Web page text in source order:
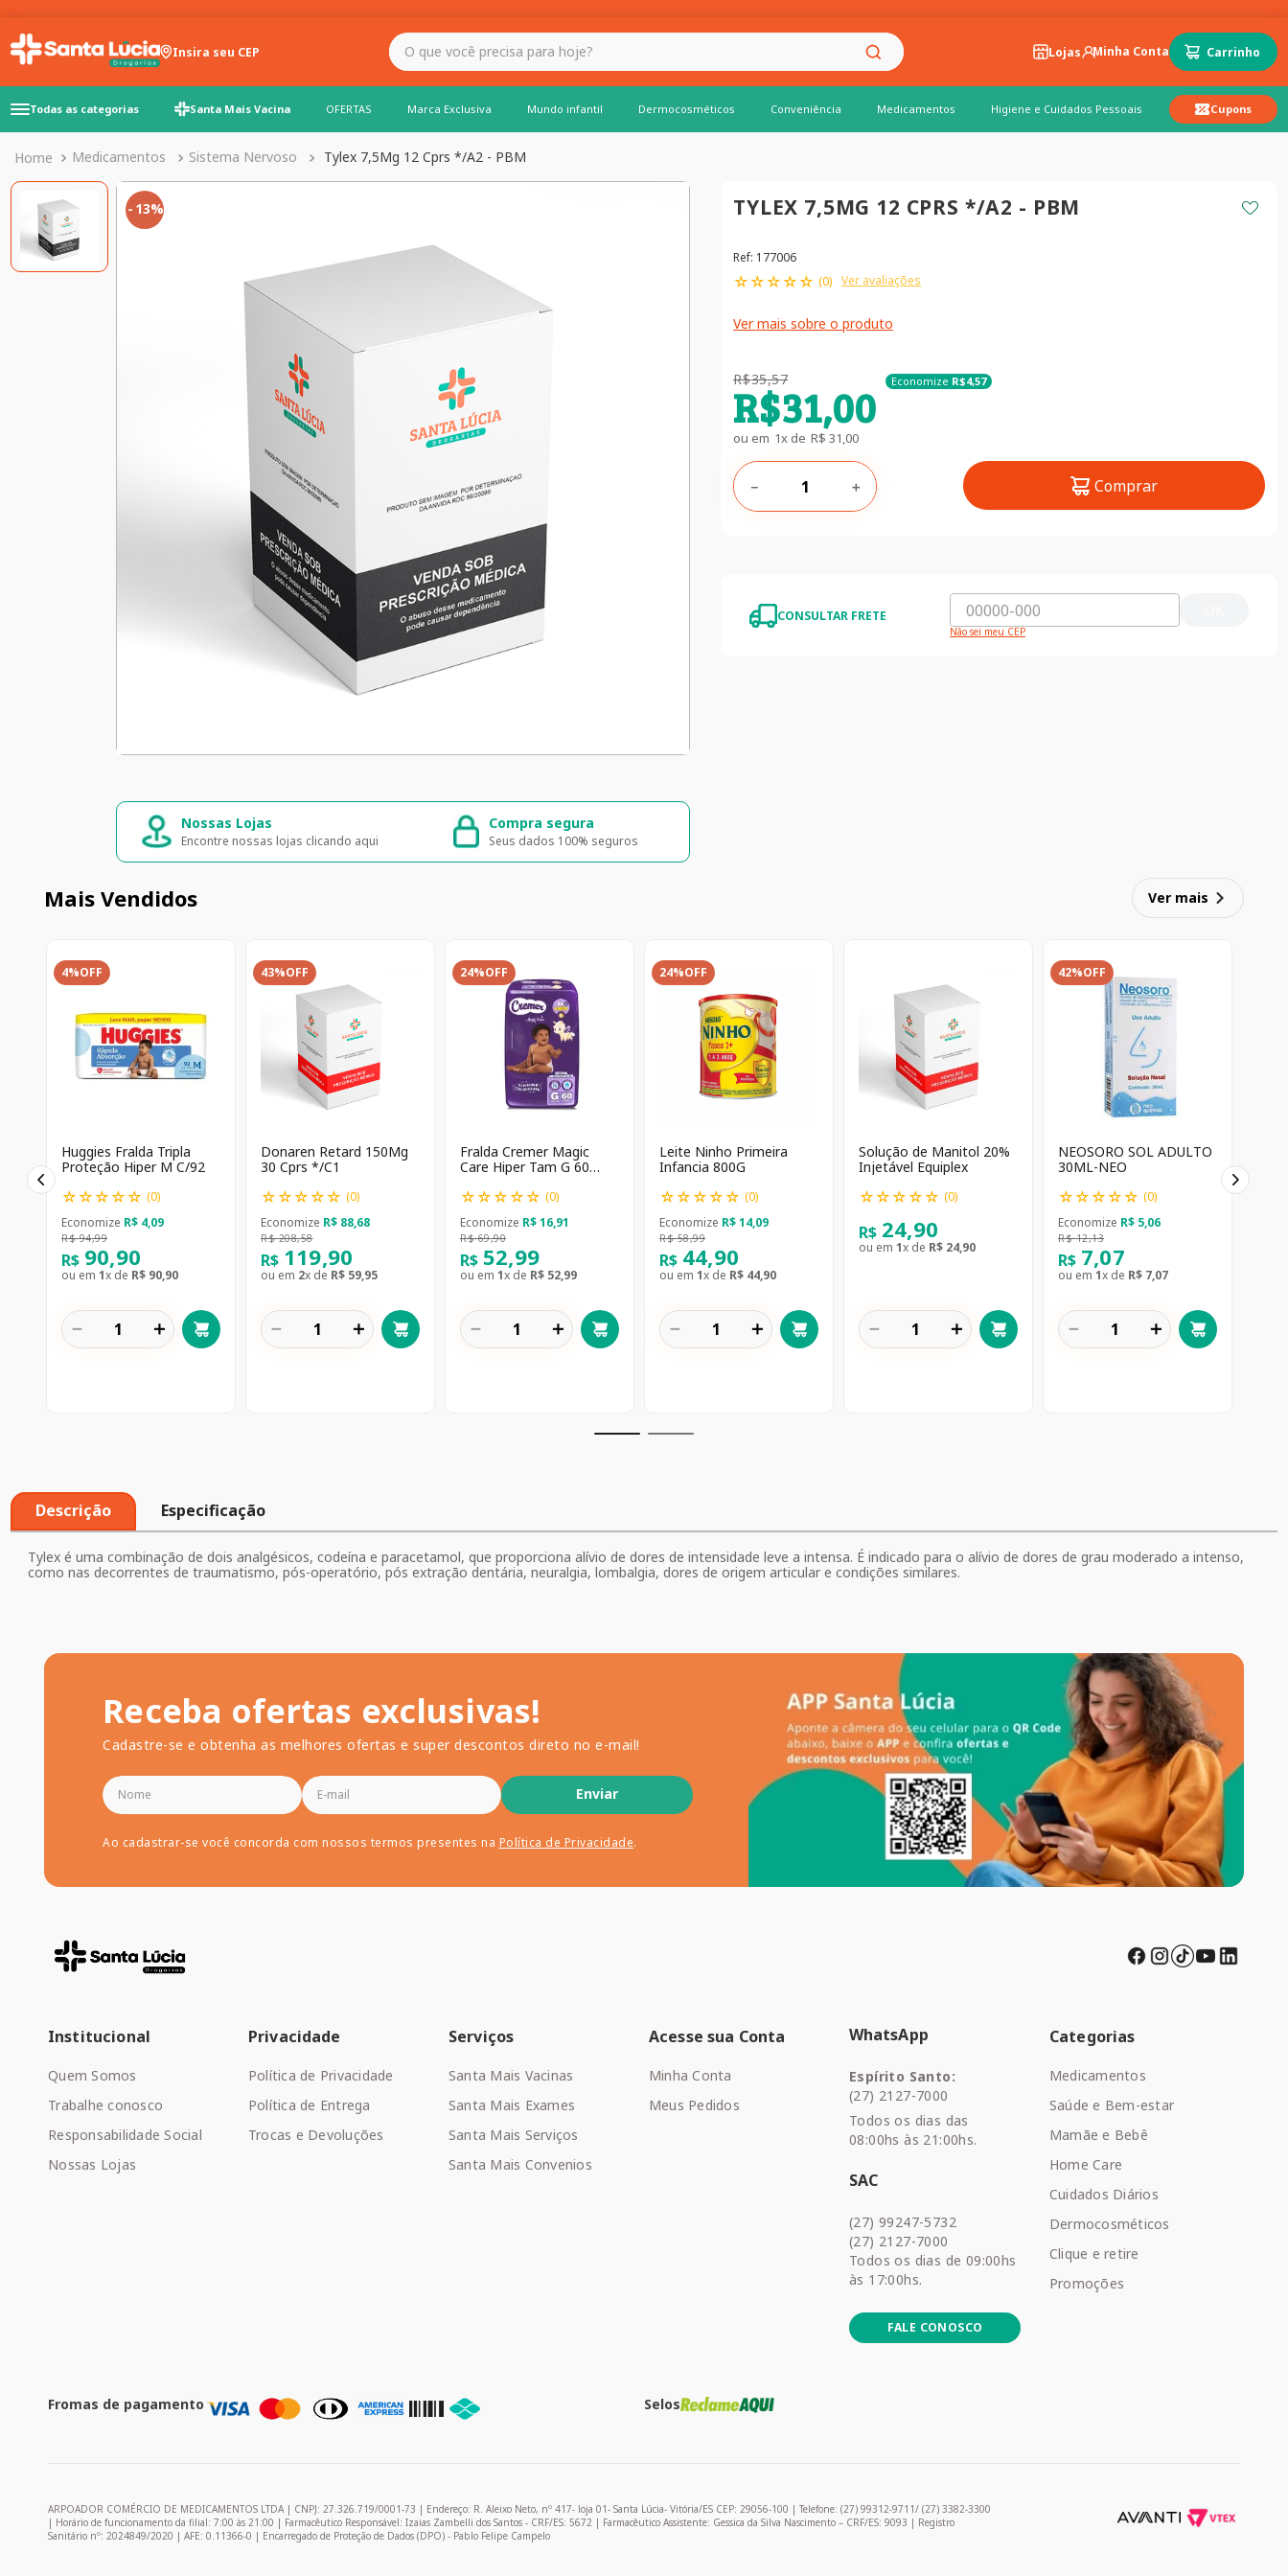
Insira seu CEP
O que você precisa para hoje?
Lojas
Todas as categorias Santa Mais Vacina OFERTAS Marca Exclusiva Mundo infantil Dermocosméticos Conveniência Medicamentos Higiene e Cuidados Pessoais Cupons
Medicamentos Sistema Nervoso Tylex 7,5Mg 12 Cprs */A2 - PBM
13%
Nossas Lojas
Encontre nossas lojas clicando aqui
Compra segura
Seus dados 100% seguros
TYLEX 7,5MG 12 CPRS */A2 - PBM
Ref: 177006
☆☆☆☆☆ (0) Ver avaliações
Ver mais sobre o produto
R$35,57 Economize R$4,57
R$31,00
ou em 1x de R$ 31,00
＋
－ Comprar
CONSULTAR FRETE
Não sei meu CEP
Mais Vendidos Ver mais
4%OFF
Huggies Fralda Tripla
Proteção Hiper M C/92
☆☆☆☆☆ (0)
Economize R$ 4,09
R$ 94,99
R$ 90,90
ou em 1x de R$ 90,90
＋
－
43%OFF
Donaren Retard 150Mg
30 Cprs */C1
☆☆☆☆☆ (0)
Economize R$ 88,68
R$ 208,58
R$ 119,90
ou em 2x de R$ 59,95
＋
－
24%OFF
Fralda Cremer Magic
Care Hiper Tam G 60
☆☆☆☆☆ (0)
Economize R$16,91
R$ 69,90
R$ 52,99
ou em 1x de R$ 52,99
＋
－
24%OFF
Leite Ninho Primeira
Infancia 800G
☆☆☆☆☆ (0)
Economize R$14,09
R$ 58,99
R$ 44,90
ou em 1x de R$ 44,90
＋
－
Solução de Manitol 20%
Injetável Equiplex
☆☆☆☆☆ (0)
R$ 24,90
ou em 1x de R$ 24,90
＋
－
42%OFF
NEOSORO SOL ADULTO
30ML-NEO
☆☆☆☆☆ (0)
Economize R$ 5,06
R$ 12,13
R$ 7,07
ou em 1x de R$ 7,07
＋
－
Descrição Especificação
Tylex é uma combinação de dois analgésicos, codeína e paracetamol, que proporciona alívio de dores de intensidade leve a intensa. É indicado para o alívio de dores de grau moderado a intenso,
como nas decorrentes de traumatismo, pós-operatório, pós extração dentária, neuralgia, lombalgia, dores de origem articular e condições similares.
Receba ofertas exclusivas!
Cadastre-se e obtenha as melhores ofertas e super descontos direto no e-mail!
Enviar
Ao cadastrar-se você concorda com nossos termos presentes na Política de Privacidade.
Institucional
Quem Somos
Trabalhe conosco
Responsabilidade Social
Nossas Lojas
Privacidade
Política de Privacidade
Política de Entrega
Trocas e Devoluções
Serviços
Santa Mais Vacinas
Santa Mais Exames
Santa Mais Serviços
Santa Mais Convenios
Acesse sua Conta
Minha Conta
Meus Pedidos
WhatsApp
Espírito Santo:
(27) 2127-7000
Todos os dias das
08:00hs às 21:00hs.
SAC
(27) 99247-5732
(27) 2127-7000
Todos os dias de 09:00hs
às 17:00hs.
FALE CONOSCO
Categorias
Medicamentos
Saúde e Bem-estar
Mamãe e Bebê
Home Care
Cuidados Diários
Dermocosméticos
Clique e retire
Promoções
Fromas de pagamento Selos
ARPOADOR COMÉRCIO DE MEDICAMENTOS LTDA | CNPJ: 27.326.719/0001-73 | Endereço: R. Aleixo Neto, nº 417- loja 01- Santa Lúcia- Vitória/ES CEP: 29056-100 | Telefone: (27) 99312-9711/ (27) 3382-3300
| Horário de funcionamento da filial: 7:00 às 21:00 | Farmacêutico Responsável: Izaias Zambelli dos Santos - CRF/ES: 5672 | Farmacêutico Assistente: Gessica da Silva Nascimento – CRF/ES: 9093 | Registro
Sanitário nº: 2024849/2020 | AFE: 0.11366-0 | Encarregado de Proteção de Dados (DPO) - Pablo Felipe Campelo